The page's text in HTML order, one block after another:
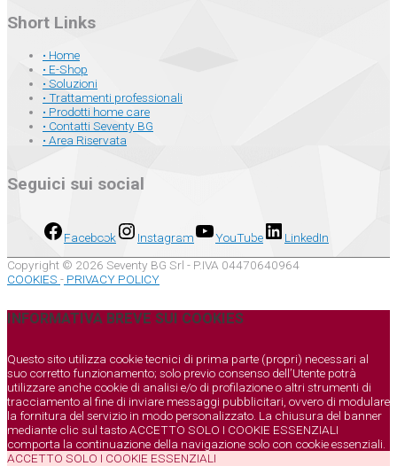
Short Links
• Home
• E-Shop
• Soluzioni
• Trattamenti professionali
• Prodotti home care
• Contatti Seventy BG
• Area Riservata
Seguici sui social
Facebook Instagram YouTube
LinkedIn
Copyright © 2026 Seventy BG Srl - P.IVA 04470640964
COOKIES - PRIVACY POLICY
INFORMATIVA BREVE SUI COOKIES
Questo sito utilizza cookie tecnici di prima parte (propri) necessari al
suo corretto funzionamento; solo previo consenso dell’Utente potrà
utilizzare anche cookie di analisi e/o di profilazione o altri strumenti di
tracciamento al fine di inviare messaggi pubblicitari, ovvero di modulare
la fornitura del servizio in modo personalizzato. La chiusura del banner
mediante clic sul tasto ACCETTO SOLO I COOKIE ESSENZIALI
comporta la continuazione della navigazione solo con cookie essenziali.
ACCETTO SOLO I COOKIE ESSENZIALI